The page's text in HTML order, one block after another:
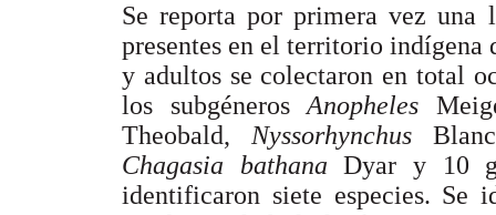
Se reporta por primera vez una
presentes en el territorio
y adultos se colectaron en total
los subgénerosAnopheles
Theobald,Nyssorhynchus
Chagasia bathanaDyar y 10
identificaron siete especies. Se